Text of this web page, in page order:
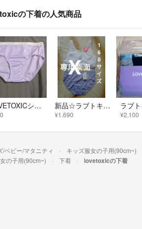
の下着の人気商品
LOVETOXICショーツ 新品☆ラブトキシックパット入りインナー＆ショーツ2点セット
¥1,690 ¥2,100
/ベビー/マタニティ キッズ服女の子用(90cm~)
の子用(90cm~) 下着 lovetoxicの下着